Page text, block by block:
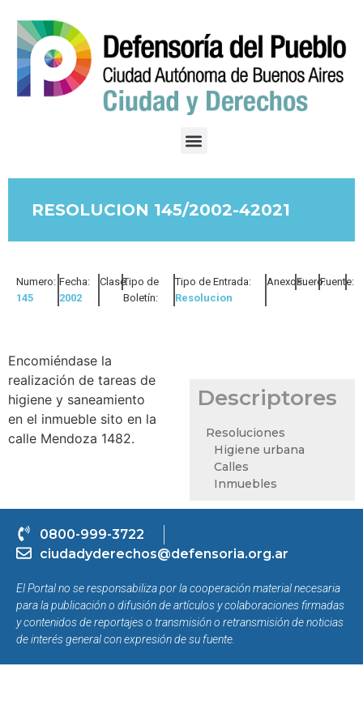
RESOLUCION 145/2002-42021
Numero:
145
Fecha:
2002
Clase:Tipo de
Boletín:
Tipo de Entrada:
Resolucion
Anexos:Fuero:Fuente:
Encomiéndase la
realización de tareas de
higiene y saneamiento
en el inmueble sito en la
calle Mendoza 1482.
Descriptores
Resoluciones
Higiene urbana
Calles
Inmuebles
0800-999-3722
ciudadyderechos@defensoria.org.ar
El Portal no se responsabiliza por la cooperación material necesaria
para la publicación o difusión de artículos y colaboraciones firmadas
y contenidos de reportajes o transmisión o retransmisión de noticias
de interés general con expresión de su fuente.